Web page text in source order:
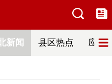
新闻 县区热点 应急